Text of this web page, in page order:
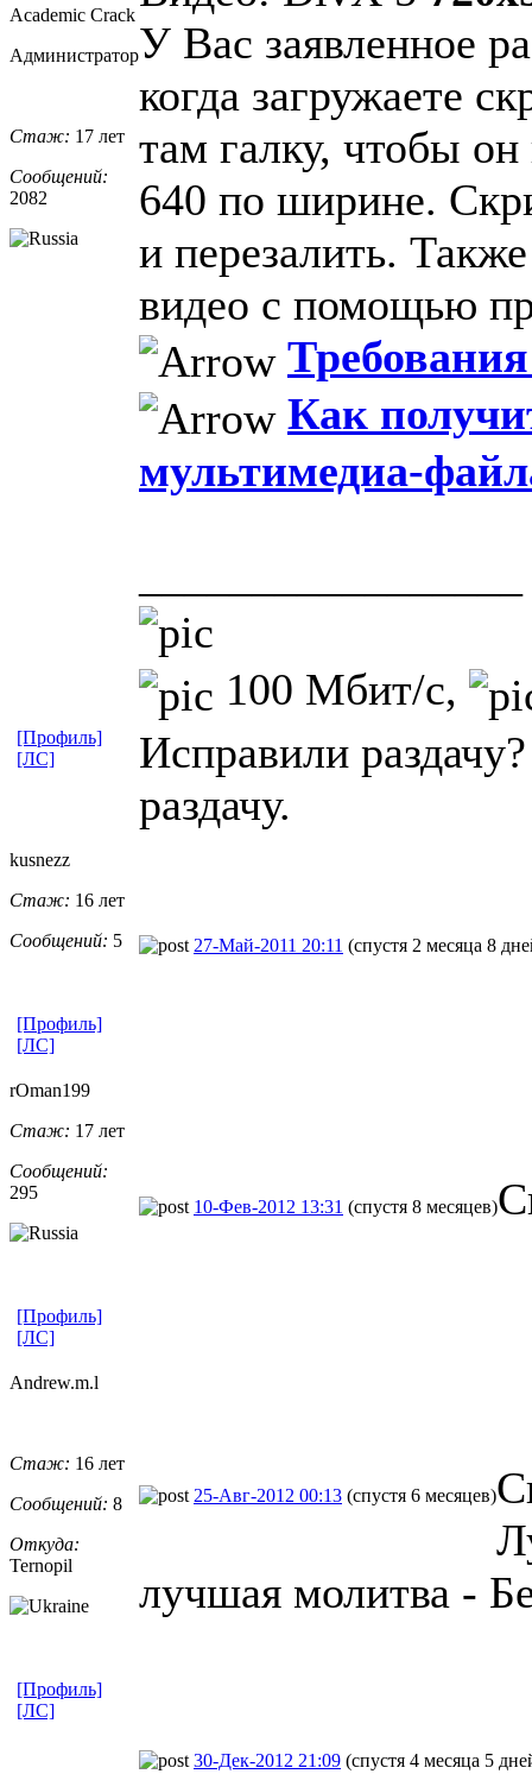
Academic Crack
Администратор
Стаж: 17 лет
Сообщений:
2082
У Вас заявленное
когда загружаете
там галку, чтобы
640 по ширине.
и перезалить.
видео с помощью
Как
мультимедиа-
100 Мбит/с,
Исправили
раздачу.
[Профиль]
[ЛС]
kusnezz
Стаж: 16 лет
Сообщений: 5 27-Май-2011 20:11 (спустя 2 месяца 8
[Профиль]
[ЛС]
rOman199
Стаж: 17 лет
Сообщений:
295
10-Фев-2012 13:31 (спустя 8 месяцев)
[Профиль]
[ЛС]
Andrew.m.l
Стаж: 16 лет
Сообщений: 8
Откуда:
Ternopil
25-Авг-2012 00:13 (спустя 6 месяцев)
лучшая молитва -
[Профиль]
[ЛС]
30-Дек-2012 21:09 (спустя 4 месяца 5